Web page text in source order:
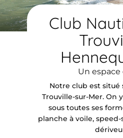
Club
Un espace
Notre club est situé
Trouville-sur-Mer. On
sous toutes ses
planche à voile,